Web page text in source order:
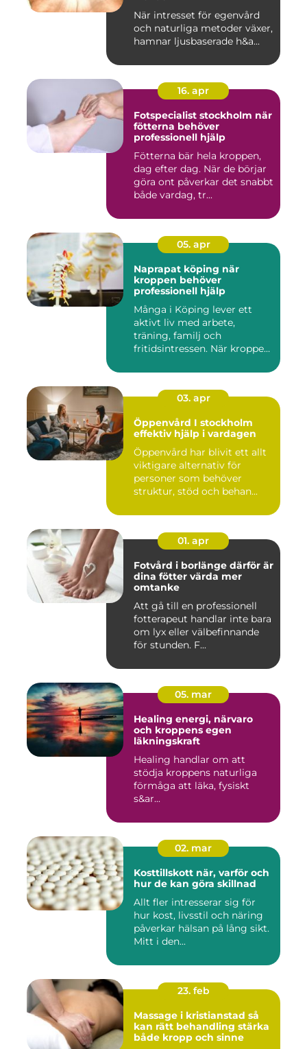
När intresset för egenvård
och naturliga metoder växer,
hamnar ljusbaserade h&a...
16. apr
Fotspecialist stockholm när
fötterna behöver
professionell hjälp
Fötterna bär hela kroppen,
dag efter dag. När de börjar
göra ont påverkar det snabbt
både vardag, tr...
05. apr
Naprapat köping när
kroppen behöver
professionell hjälp
Många i Köping lever ett
aktivt liv med arbete,
träning, familj och
fritidsintressen. När kroppen
03. apr
Öppenvård I stockholm
effektiv hjälp i vardagen
Öppenvård har blivit ett allt
viktigare alternativ för
personer som behöver
struktur, stöd och behan...
01. apr
Fotvård i borlänge därför är
dina fötter värda mer
omtanke
Att gå till en professionell
fotterapeut handlar inte bara
om lyx eller välbefinnande
för stunden. F...
05. mar
Healing energi, närvaro
och kroppens egen
läkningskraft
Healing handlar om att
stödja kroppens naturliga
förmåga att läka, fysiskt
s&ar...
02. mar
Kosttillskott när, varför och
hur de kan göra skillnad
Allt fler intresserar sig för
hur kost, livsstil och näring
påverkar hälsan på lång sikt.
Mitt i den...
23. feb
Massage i kristianstad så
kan rätt behandling stärka
både kropp och sinne